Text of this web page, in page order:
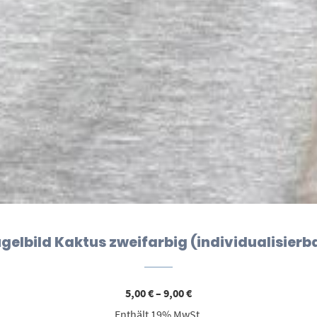
Kaktus zweifarbig
5,00€– 9,00€Preisspanne: